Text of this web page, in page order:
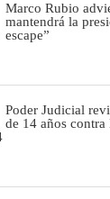
Marco Rubio
mantendrá la
escape”
Poder Judicial
de 14 años